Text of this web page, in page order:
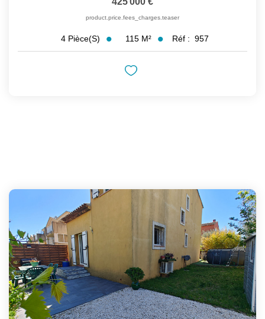
product.price.fees_charges.teaser
4 Pièce(s) 115 M² Réf : 957